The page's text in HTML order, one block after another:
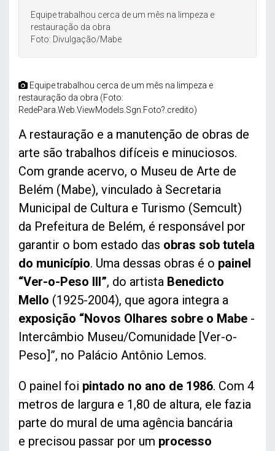
Equipe trabalhou cerca de um mês na limpeza e
restauração da obra
Foto: Divulgação/Mabe
Equipe trabalhou cerca de um mês na limpeza e
restauração da obra (Foto:
RedePara.Web.ViewModels.Sgn.Foto?.credito)
A restauração e a manutenção de obras de
arte são trabalhos difíceis e minuciosos.
Com grande acervo, o Museu de Arte de
Belém (Mabe), vinculado à Secretaria
Municipal de Cultura e Turismo (Semcult)
da Prefeitura de Belém, é responsável por
garantir o bom estado das obras sob tutela
do município. Uma dessas obras é o painel
“Ver-o-Peso III”, do artista Benedicto
Mello (1925-2004), que agora integra a
exposição “Novos Olhares sobre o Mabe -
Intercâmbio Museu/Comunidade [Ver-o-
Peso]”, no Palácio Antônio Lemos.
O painel foi pintado no ano de 1986. Com 4
metros de largura e 1,80 de altura, ele fazia
parte do mural de uma agência bancária
e precisou passar por um processo